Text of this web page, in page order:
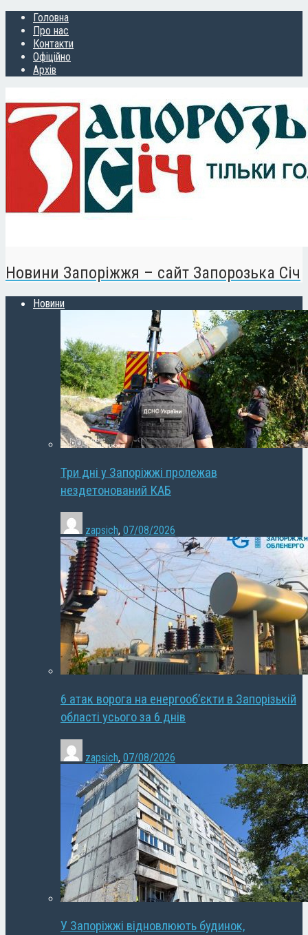
Головна
Про нас
Контакти
Офіційно
Архів
Новини Запоріжжя – сайт Запорозька Січ
Новини
Три дні у Запоріжжі пролежав
нездетонований КАБ
zapsich, 07/08/2026
6 атак ворога на енергооб’єкти в Запорізькій
області усього за 6 днів
zapsich, 07/08/2026
У Запоріжжі відновлюють будинок,